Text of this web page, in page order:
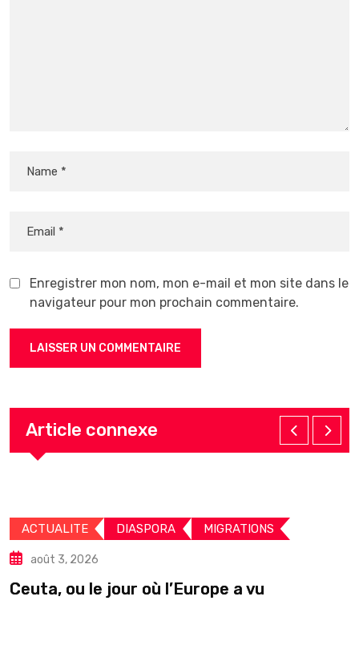
Enregistrer mon nom, mon e-mail et mon site dans le
navigateur pour mon prochain commentaire.
Article connexe
ACTUALITE DIASPORA MIGRATIONS
août 3, 2026
Ceuta, ou le jour où l’Europe a vu